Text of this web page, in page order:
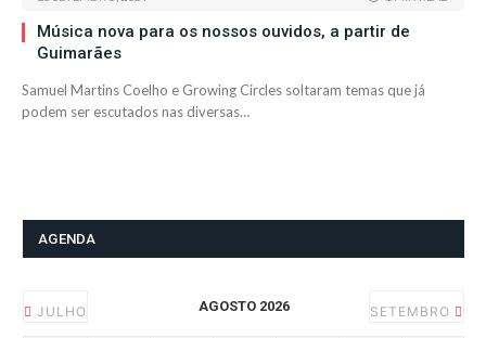
Música nova para os nossos ouvidos, a partir de
Guimarães
Samuel Martins Coelho e Growing Circles soltaram temas que já
podem ser escutados nas diversas…
AGENDA
JULHO AGOSTO 2026 SETEMBRO